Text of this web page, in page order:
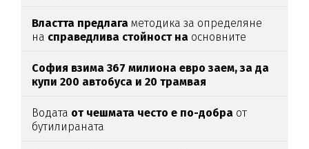
Властта предлага методика за определяне
на справедлива стойност на основните
София взима 367 милиона евро заем, за да
купи 200 автобуса и 20 трамвая
Водата от чешмата често е по-добра от
бутилираната